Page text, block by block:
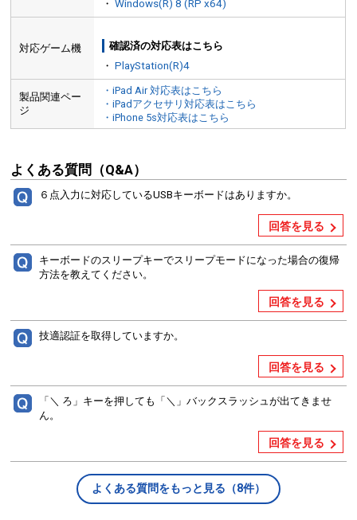
・Windows(R) 8 (RP x64)
対応ゲーム機
確認済の対応表はこちら
・PlayStation(R)4
製品関連ペー
ジ
・iPad Air 対応表はこちら
・iPadアクセサリ対応表はこちら
・iPhone 5s対応表はこちら
よくある質問（Q&A）
６点入力に対応しているUSBキーボードはありますか。
回答を見る
キーボードのスリープキーでスリープモードになった場合の復帰
方法を教えてください。
回答を見る
技適認証を取得していますか。
回答を見る
「＼ ろ」キーを押しても「＼」バックスラッシュが出てきませ
ん。
回答を見る
よくある質問をもっと見る（8件）